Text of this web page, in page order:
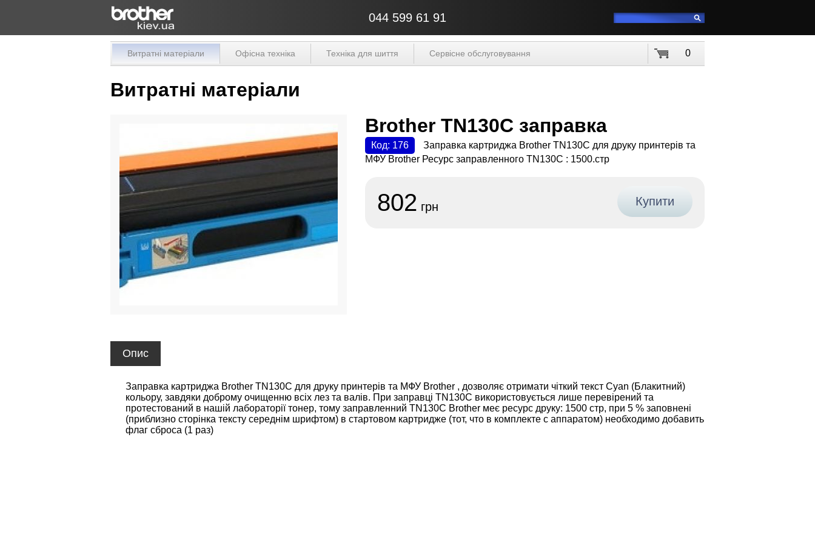
044 599 61 91
0
Витратні матеріали Офісна техніка Техніка для шиття Сервісне обслуговування
Витратні матеріали
Brother TN130C заправка
Код: 176
Заправка картриджа Brother TN130C для друку принтерів та
МФУ Brother Ресурс заправленного TN130C : 1500.стр
802 грн Купити
Опис
Заправка картриджа Brother TN130C для друку принтерів та МФУ Brother , дозволяє отримати чіткий текст Cyan (Блакитний)
кольору, завдяки доброму очищенню всіх лез та валів. При заправці TN130C використовується лише перевірений та
протестований в нашій лабораторії тонер, тому заправленний TN130C Brother меє ресурс друку: 1500 стр, при 5 % заповнені
(приблизно сторінка тексту середнім шрифтом) в стартовом картридже (тот, что в комплекте с аппаратом) необходимо добавить
флаг сброса (1 раз)